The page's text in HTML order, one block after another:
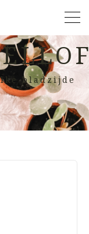
bladzijde